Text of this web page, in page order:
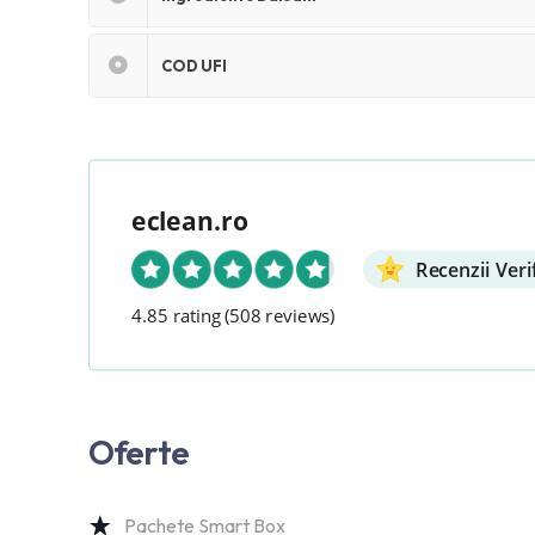
COD UFI
eclean.ro
Recenzii
4.85 rating(508 reviews)
Oferte
Pachete Smart Box